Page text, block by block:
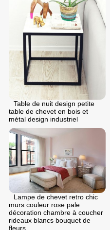
Table de nuit design petite
table de chevet en bois et
métal design industriel
Lampe de chevet retro chic
murs couleur rose pale
décoration chambre à coucher
rideaux blancs bouquet de
fleurs